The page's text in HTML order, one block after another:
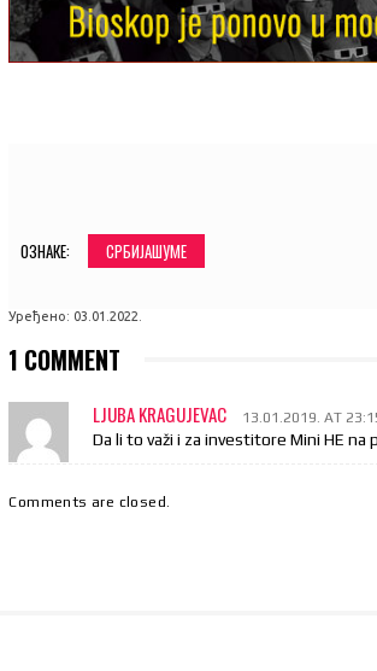
ОЗНАКЕ: СРБИЈАШУМЕ
Уређено: 03.01.2022.
1 COMMENT
LJUBA KRAGUJEVAC 13.01.2019. AT
Da li to važi i za investitore Mini HE na
Comments are closed.